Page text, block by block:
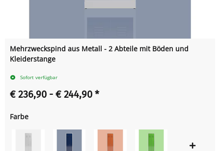
Mehrzweckspind aus Metall - 2 Abteile mit Böden und
Kleiderstange
Sofort verfügbar
€ 236,90 - € 244,90 *
Farbe